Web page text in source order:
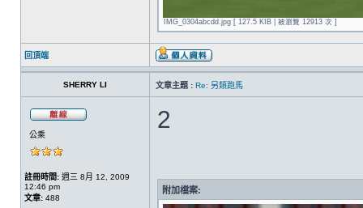
IMG_0304abcdd.jpg [ 127.5 KIB | 被瀏覽 12913 次 ]
回頂端
SHERRY LI 文章主題 : Re: 另類跑馬
公乘
註冊時間: 週三 8月 12, 2009
12:46 pm
文章: 488
2
附加檔案: